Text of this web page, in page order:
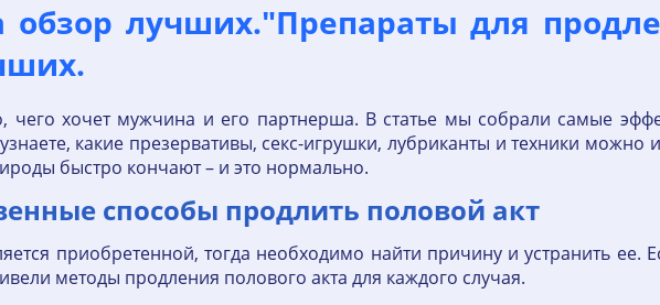
обзор лучших."Препараты для
чего хочет мужчина и его партнерша. В статье мы собрали самые
какие презервативы, секс-игрушки, лубриканты и техники можно
быстро кончают – и это нормально.
способы продлить половой акт
приобретенной, тогда необходимо найти причину и устранить ее.
методы продления полового акта для каждого случая.